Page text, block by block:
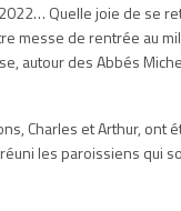
Quelle joie de se
messe de rentrée au
autour des Abbés
Charles et Arthur, ont
les paroissiens qui